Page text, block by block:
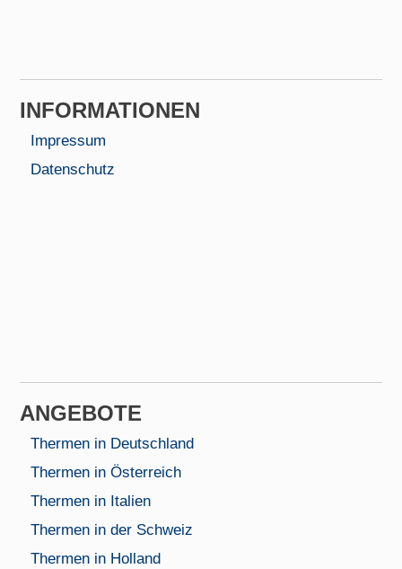
INFORMA­TIONEN
Impressum
Datenschutz
AN­GEBOTE
Thermen in Deutschland
Thermen in Österreich
Thermen in Italien
Thermen in der Schweiz
Thermen in Holland